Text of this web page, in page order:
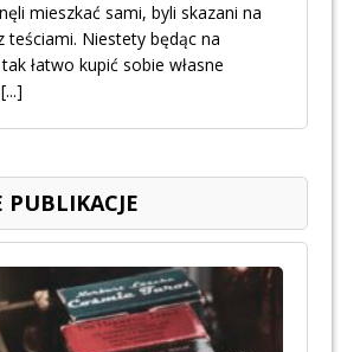
mieszkać sami, byli skazani na
teściami. Niestety będąc na
łatwo kupić sobie własne
[...]
PUBLIKACJE